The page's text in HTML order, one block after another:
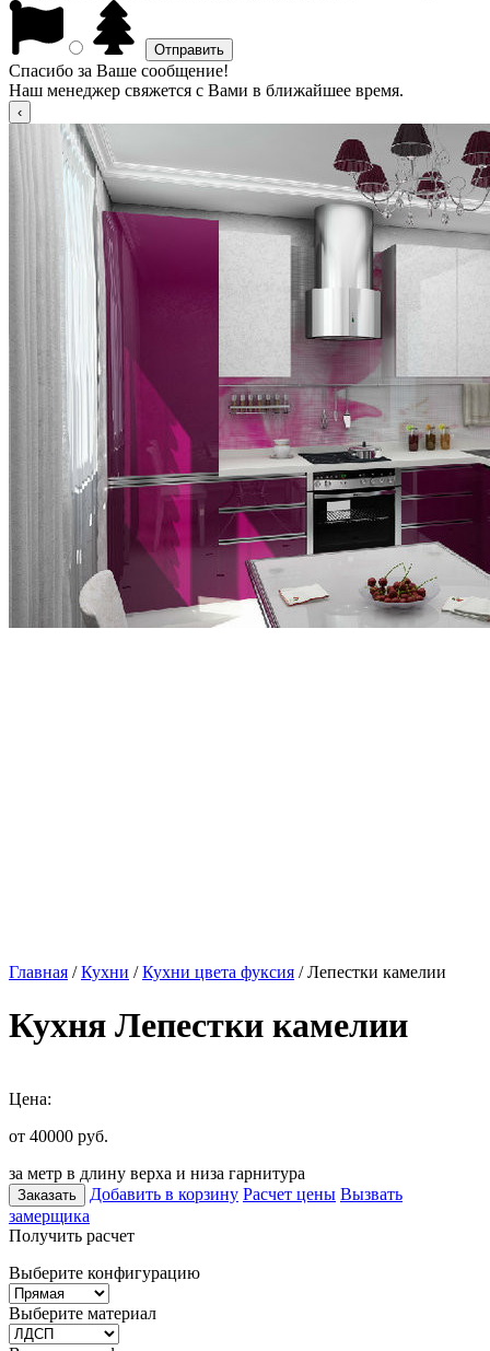
Спасибо за Ваше сообщение!
Наш менеджер свяжется с Вами в ближайшее время.
Главная /Кухни /Кухни цвета фуксия / Лепестки камелии
Кухня Лепестки камелии
Цена:
от 40000 руб.
за метр в длину верха и низа гарнитура
Заказать Добавить в корзину Расчет цены Вызвать
замерщика
Получить расчет
Выберите конфигурацию
Выберите материал